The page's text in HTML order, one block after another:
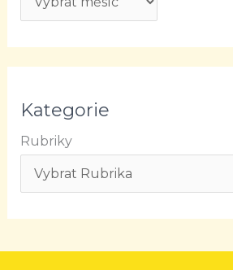
Kategorie
Rubriky